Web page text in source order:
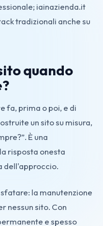
iainazienda.it
tradizionali anche su
quando
fa, prima o poi, e di
un sito su misura,
È una
risposta onesta
dell'approccio.
la manutenzione
nessun sito. Con
e spesso